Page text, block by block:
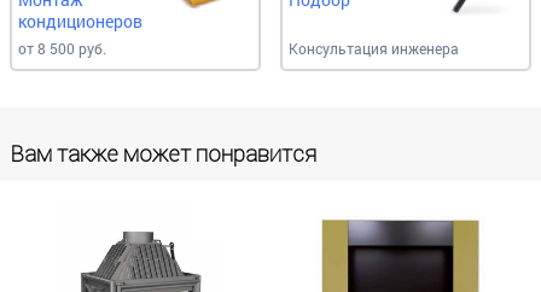
кондиционеров
от 8 500 руб. Консультация инженера
Вам также может понравится